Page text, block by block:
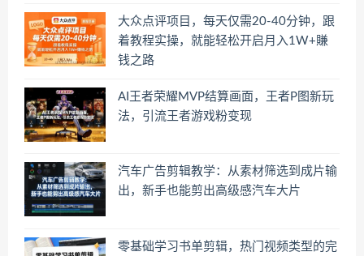
大众点评项目，每天仅需20-40分钟，跟
着教程实操，就能轻松开启月入1W+賺
钱之路
AI王者荣耀MVP结算画面，王者P图新玩
法，引流王者游戏粉变现
汽车广告剪辑教学：从素材筛选到成片输
出，新手也能剪出高级感汽车大片
零基础学习书单剪辑，热门视频类型的完